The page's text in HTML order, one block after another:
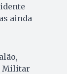
ainda
Militar